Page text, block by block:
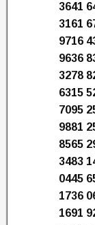
3641
3161
9716
9636
3278
6315
7095
9881
8565
3483
0445
1736
1691